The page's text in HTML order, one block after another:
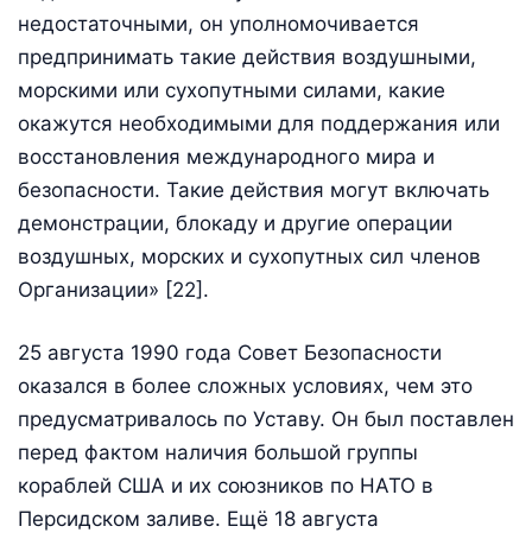
недостаточными, он уполномочивается
предпринимать такие действия воздушными,
морскими или сухопутными силами, какие
окажутся необходимыми для поддержания или
восстановления международного мира и
безопасности. Такие действия могут включать
демонстрации, блокаду и другие операции
воздушных, морских и сухопутных сил членов
Организации» [22].
25 августа 1990 года Совет Безопасности
оказался в более сложных условиях, чем это
предусматривалось по Уставу. Он был поставлен
перед фактом наличия большой группы
кораблей США и их союзников по НАТО в
Персидском заливе. Ещё 18 августа